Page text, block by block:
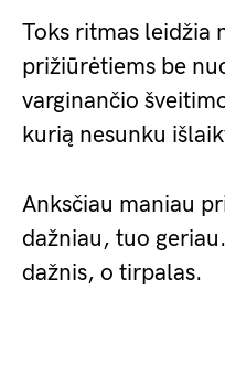
Toks ritmas leidžia
prižiūrėtiems be
varginančio
kurią nesunku
Anksčiau maniau
dažniau, tuo
dažnis, o tirpalas.